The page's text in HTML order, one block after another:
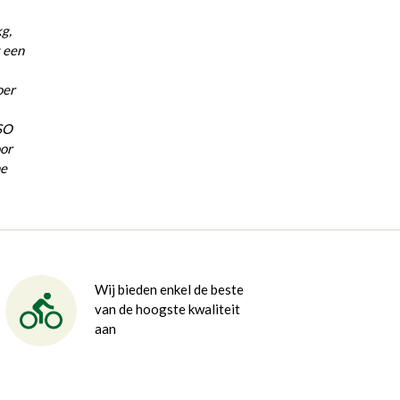
Wij bieden enkel de beste
van de hoogste kwaliteit
aan